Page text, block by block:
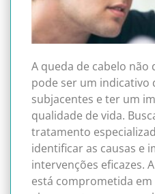
A queda de cabelo não
pode ser um indicativo
subjacentes e ter um
qualidade de vida.
tratamento
identificar as causas e
intervenções eficazes.
está comprometida